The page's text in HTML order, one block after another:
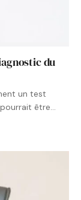
du
un test
être